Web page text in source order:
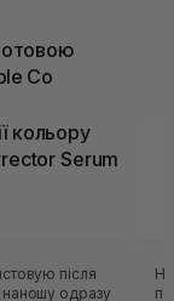
Co
кольору
Serum
після
наношу одразу